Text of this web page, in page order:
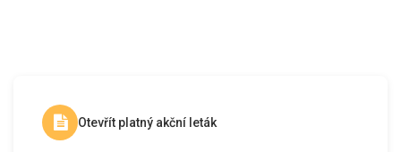
Otevřít platný akční leták